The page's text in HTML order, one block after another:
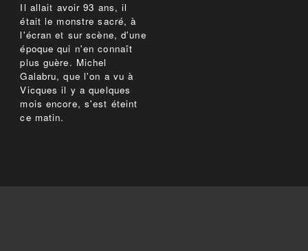
Il allait avoir 93 ans, il
était le monstre sacré, à
l'écran et sur scène, d'une
époque qui n'en connaît
plus guère. Michel
Galabru, que l'on a vu à
Vicques il y a quelques
mois encore, s'est éteint
ce matin.